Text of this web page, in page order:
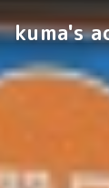
kuma's